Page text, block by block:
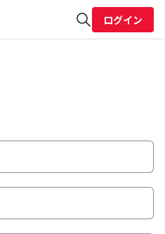
ログイン